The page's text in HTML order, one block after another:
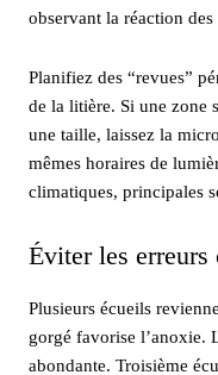
observant la réaction
Planifiez des “revues”
de la litière. Si une zone
une taille, laissez la
mêmes horaires de
climatiques, principales
Éviter les erreurs
Plusieurs écueils
gorgé favorise l’anoxie.
abondante. Troisième